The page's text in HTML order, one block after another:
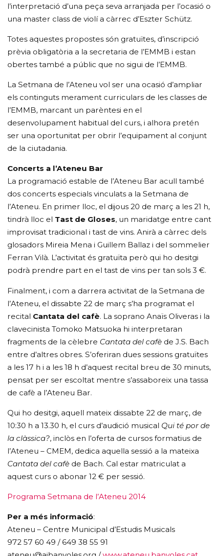
l’interpretació d’una peça seva arranjada per l’ocasió o
una master class de violí a càrrec d’Eszter Schütz.
Totes aquestes propostes són gratuïtes, d’inscripció
prèvia obligatòria a la secretaria de l’EMMB i estan
obertes també a públic que no sigui de l’EMMB.
La Setmana de l’Ateneu vol ser una ocasió d’ampliar
els continguts merament curriculars de les classes de
l’EMMB, marcant un parèntesi en el
desenvolupament habitual del curs, i alhora pretén
ser una oportunitat per obrir l’equipament al conjunt
de la ciutadania.
Concerts a l’Ateneu Bar
La programació estable de l’Ateneu Bar acull també
dos concerts especials vinculats a la Setmana de
l’Ateneu. En primer lloc, el dijous 20 de març a les 21 h,
tindrà lloc el Tast de Gloses, un maridatge entre cant
improvisat tradicional i tast de vins. Anirà a càrrec dels
glosadors Mireia Mena i Guillem Ballaz i del sommelier
Ferran Vilà. L’activitat és gratuïta però qui ho desitgi
podrà prendre part en el tast de vins per tan sols 3 €.
Finalment, i com a darrera activitat de la Setmana de
l’Ateneu, el dissabte 22 de març s’ha programat el
recital Cantata del cafè. La soprano Anaïs Oliveras i la
clavecinista Tomoko Matsuoka hi interpretaran
fragments de la cèlebre Cantata del cafè de J.S. Bach
entre d’altres obres. S’oferiran dues sessions gratuïtes
a les 17 h i a les 18 h d’aquest recital breu de 30 minuts,
pensat per ser escoltat mentre s’assaboreix una tassa
de cafè a l’Ateneu Bar.
Qui ho desitgi, aquell mateix dissabte 22 de març, de
10:30 h a 13.30 h, el curs d’audició musical Qui té por de
la clàssica?, inclòs en l’oferta de cursos formatius de
l’Ateneu – CMEM, dedica aquella sessió a la mateixa
Cantata del cafè de Bach. Cal estar matriculat a
aquest curs o abonar 12 € per sessió.
Programa Setmana de l’Ateneu 2014
Per a més informació:
Ateneu – Centre Municipal d’Estudis Musicals
972 57 60 49 / 649 38 55 91